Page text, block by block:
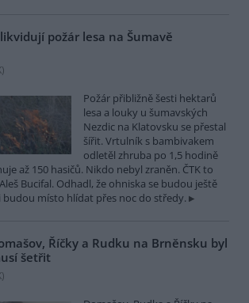
požár lesa na Šumavě
)
Požár přibližně šesti hektarů
lesa a louky u šumavských
Nezdic na Klatovsku se přestal
šířit. Vrtulník s bambivakem
odletěl zhruba po 1,5 hodině
až 150 hasičů. Nikdo nebyl zraněn. ČTK to
Bucifal. Odhadl, že ohniska se budou ještě
budou místo hlídat přes noc do středy.
Říčky a Rudku na Brněnsku byl
šetřit
)